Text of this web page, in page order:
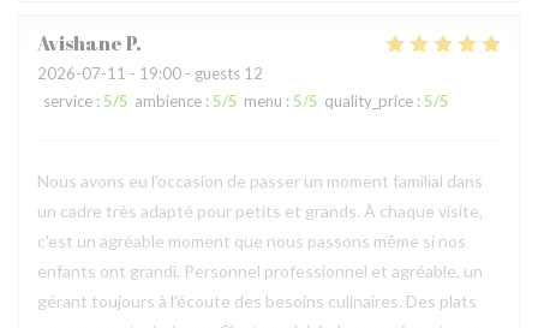
AvishaneP
2026-07-11 - 19:00 - guests 12
service : 5/5 ambience : 5/5 menu : 5/5 quality_price : 5/5
Nous avons eu l'occasion de passer un moment familial dans
un cadre très adapté pour petits et grands. À chaque visite,
c'est un agréable moment que nous passons même si nos
enfants ont grandi. Personnel professionnel et agréable, un
gérant toujours à l'écoute des besoins culinaires. Des plats